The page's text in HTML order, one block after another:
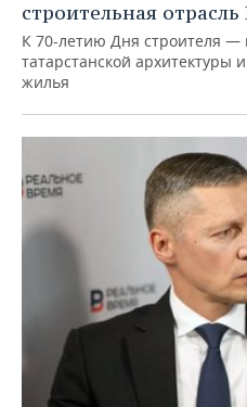
строительная
К 70-летию Дня строителя —
татарстанской архитектуры
жилья